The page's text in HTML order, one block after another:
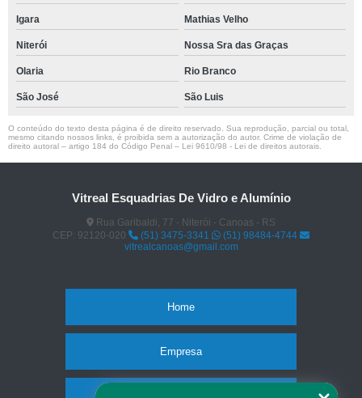
Igara Mathias Velho
Niterói Nossa Sra das Graças
Olaria Rio Branco
São José São Luis
O conteúdo do texto desta página é de direito reservado. Sua reprodução, parcial ou total,
mesmo citando nossos links, é proibida sem a autorização do autor. Crime de violação de
direito autoral – artigo 184 do Código Penal – Lei 9610/98 - Lei de direitos autorais
Vitreal Esquadrias De Vidro e Alumínio
Rua Garibaldi, 77 - Niterói - Canoas - RS
CEP: 92120-020
(51) 3475-3341
(51) 98484-4744
vitrealcanoas@gmail.com
Home
Empresa